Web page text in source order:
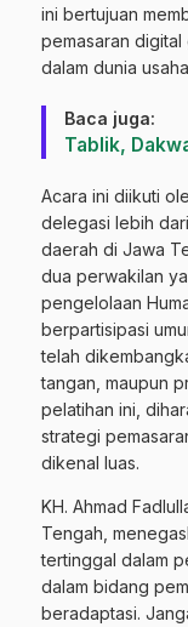
ini bertujuan
pemasaran
dalam dunia
Baca juga:
Tablik,
Acara ini diikuti
delegasi lebih
daerah di Jawa
dua perwakilan
pengelolaan
berpartisipasi
telah
tangan, maupun
pelatihan ini,
strategi
dikenal luas.
KH. Ahmad
Tengah,
tertinggal dalam
dalam bidang
beradaptasi.